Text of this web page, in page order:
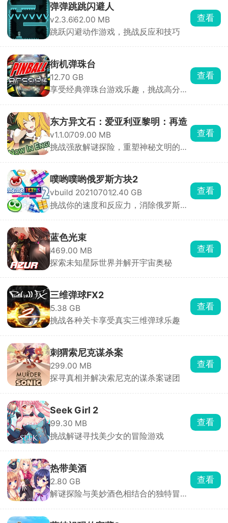
弹弹跳跳闪避人
v2.3.662.00 MB
跳跃闪避动作游戏，挑战反应和技巧
查看
街机弹珠台
12.70 GB
享受经典弹珠台游戏乐趣，挑战高分记
查看
东方异文石：爱亚利亚黎明：再造
v1.1.0709.00 MB
挑战强敌解谜探险，重塑神秘文明的命
查看
噗哟噗哟俄罗斯方块2
vbuild 20210701 2.40 GB
挑战你的速度和反应力，消除俄罗斯方
查看
蓝色光束
469.00 MB
探索未知星际世界并解开宇宙奥秘
查看
三维弹球FX2
5.38 GB
挑战各种关卡享受真实三维弹球乐趣
查看
刺猬索尼克谋杀案
299.00 MB
探寻真相并解决索尼克的谋杀案谜团
查看
Seek Girl 2
99.30 MB
挑战解谜寻找美少女的冒险游戏
查看
热带美酒
2.80 GB
解谜探险与美妙酒色相结合的独特冒险
查看